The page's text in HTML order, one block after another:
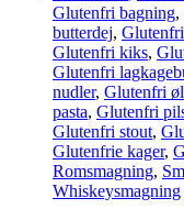
Glutenfri bagning,
butterdej,
Glutenfri kiks,
Glutenfri
nudler, Glutenfri øl
pasta, Glutenfri
Glutenfri stout,
Glutenfrie kager,
Romsmagning,
Whiskeysmagning